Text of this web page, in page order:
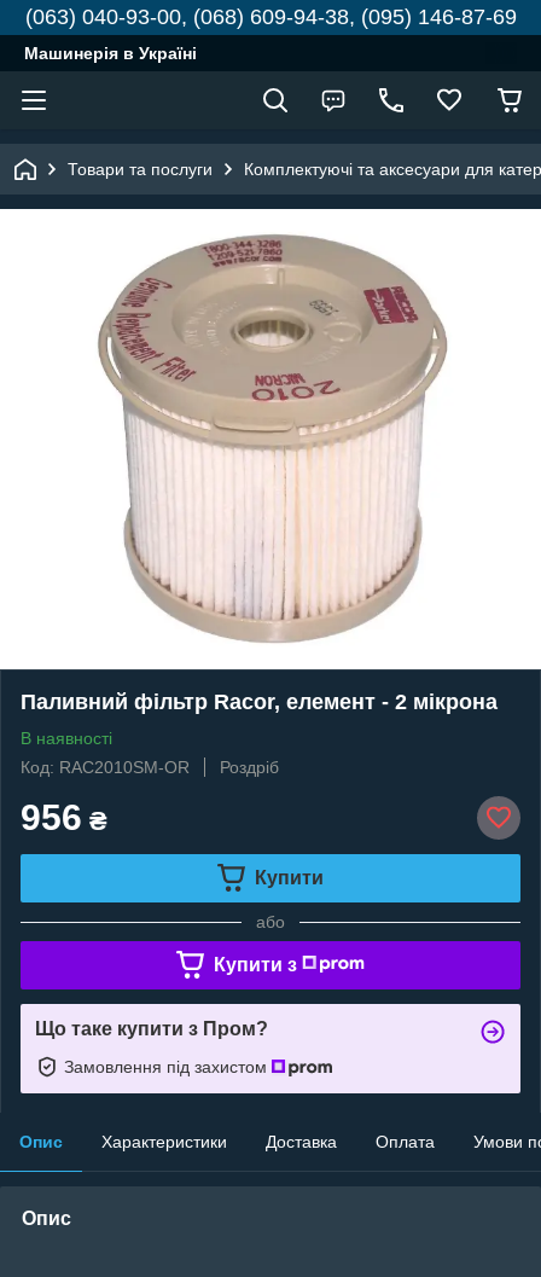
(063) 040-93-00, (068) 609-94-38, (095) 146-87-69
Машинерія в Україні
Товари та послуги Комплектуючі та аксесуари для
Паливний фільтр Racor, елемент - 2 мікрона
В наявності
Код: RAC2010SM-OR
Роздріб
956 ₴
Купити
або
Купити з
Що таке купити з Пром?
Замовлення під захистом
Опис Характеристики Доставка Оплата Умови
Опис